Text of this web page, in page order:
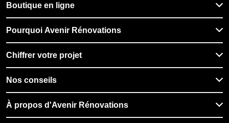
Boutique en ligne
Pourquoi Avenir Rénovations
Chiffrer votre projet
Nos conseils
À propos d'Avenir Rénovations